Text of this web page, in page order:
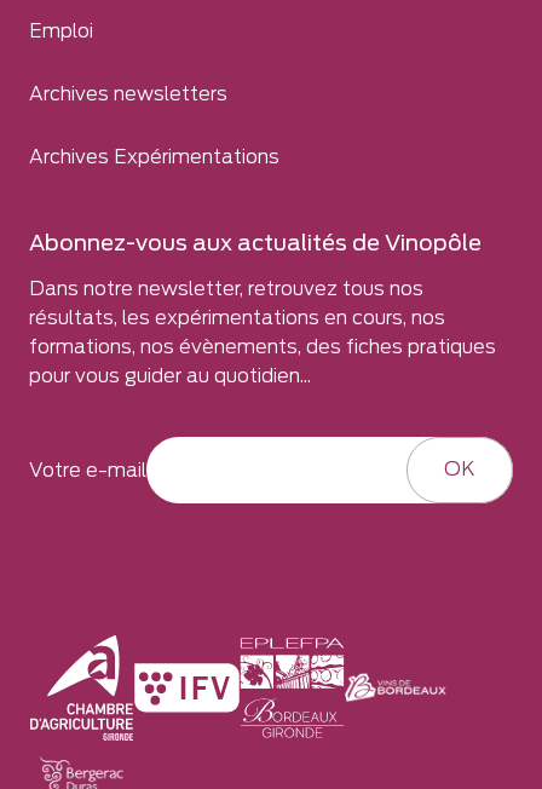
Emploi
Archives newsletters
Archives Expérimentations
Abonnez-vous aux actualités de Vinopôle
Dans notre newsletter, retrouvez tous nos
résultats, les expérimentations en cours, nos
formations, nos évènements, des fiches pratiques
pour vous guider au quotidien...
Votre e-mail OK